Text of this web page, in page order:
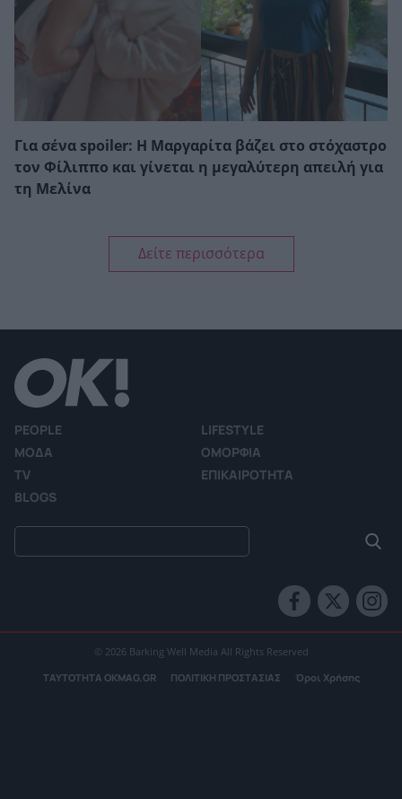
Για σένα spoiler: Η Μαργαρίτα βάζει στο στόχαστρο
τον Φίλιππο και γίνεται η μεγαλύτερη απειλή για
τη Μελίνα
Δείτε περισσότερα
PEOPLE
LIFESTYLE
ΜΟΔΑ
ΟΜΟΡΦΙΑ
TV
ΕΠΙΚΑΙΡΟΤΗΤΑ
BLOGS
© 2026 Barking Well Media All Rights Reserved
ΤΑΥΤΟΤΗΤΑ OKMAG.GR ΠΟΛΙΤΙΚΗ ΠΡΟΣΤΑΣΙΑΣ Όροι Χρήσης